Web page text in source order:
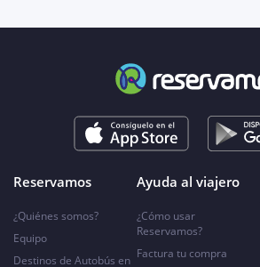
Reservamos
¿Quiénes somos?
Equipo
Destinos de Autobús en
Ayuda al viajero
¿Cómo usar
Reservamos?
Factura tu compra